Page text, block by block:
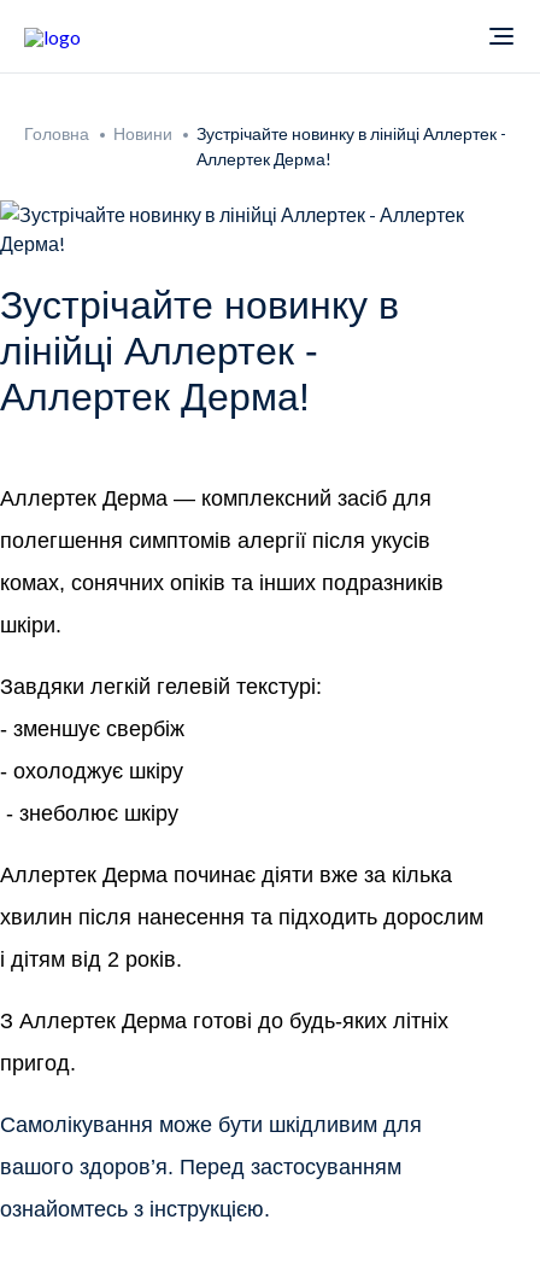
Продукти
Кардіологія
Неврологія
Ендокринологія
Гінекологія
Дерматологія
Всі продукти
Звіти
Фармаконагляд
Контакти
Головна Новини
Зустрічайте новинку в лінійці Аллертек -
Аллертек Дерма!
Зустрічайте новинку в
лінійці Аллертек -
Аллертек Дерма!
Аллертек Дерма — комплексний засіб для
полегшення симптомів алергії після укусів
комах, сонячних опіків та інших подразників
шкіри.
Завдяки легкій гелевій текстурі:
- зменшує свербіж
- охолоджує шкіру
- знеболює шкіру
Аллертек Дерма починає діяти вже за кілька
хвилин після нанесення та підходить дорослим
і дітям від 2 років.
З Аллертек Дерма готові до будь-яких літніх
пригод.
Самолікування може бути шкідливим для
вашого здоров’я. Перед застосуванням
ознайомтесь з інструкцією.